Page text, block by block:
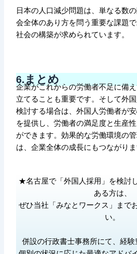
日本の人口減少問題は、単なる数
会全体のあり方を問う重要な課題
社会の構築が求められています。
6.まとめ
企業がこれからの労働者不足に備
立てることも重要です。そして外
検討する場合は、外国人労働者が
を提供し、労働者の満足度と生産
ができます。効果的な労働環境の
は、企業全体の成長にもつながりま
★名古屋で「外国人採用」を検討
ある方は、
ぜひ当社「みなとワークス」まで
い。
併設の行政書士事務所にて、経験